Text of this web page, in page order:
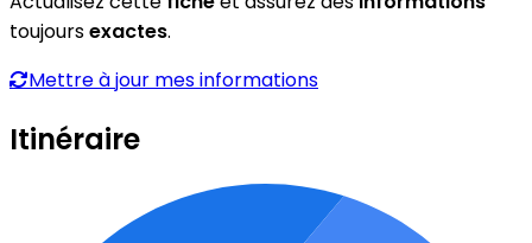
toujoursexactes.
Mettre à jour mes informations
Itinéraire